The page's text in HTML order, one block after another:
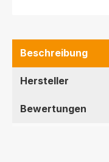
Beschreibung
Hersteller
Bewertungen